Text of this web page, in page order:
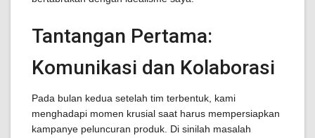
Tantangan Pertama:
Komunikasi dan Kolaborasi
Pada bulan kedua setelah tim terbentuk, kami
menghadapi momen krusial saat harus mempersiapkan
kampanye peluncuran produk. Di sinilah masalah